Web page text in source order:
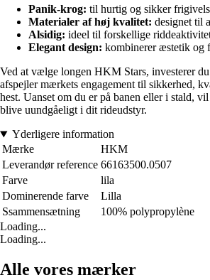
Panik-krog: til hurtig og sikker
Materialer af høj kvalitet: designet til
Alsidig: ideel til forskellige
Elegant design: kombinerer æstetik og
Ved at vælge longen HKM Stars, investerer
afspejler mærkets engagement til sikkerhed,
hest. Uanset om du er på banen eller i stald,
blive uundgåeligt i dit rideudstyr.
Yderligere information
Mærke
HKM
Leverandør reference 66163500.0507
Farve
lila
Dominerende farve
Lilla
Ssammensætning
100% polypropylène
Loading...
Loading...
Alle vores mærker